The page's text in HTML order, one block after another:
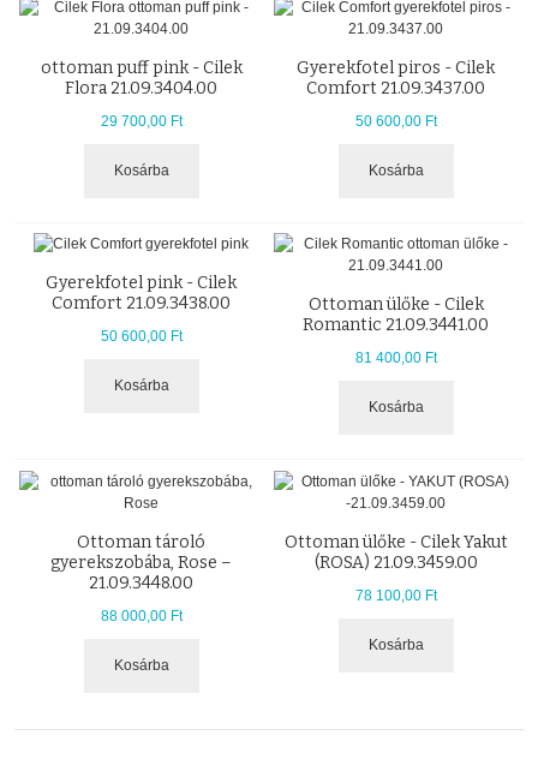
ottoman puff pink - Cilek
Flora 21.09.3404.00
29 700,00 Ft
Kosárba
Gyerekfotel piros - Cilek
Comfort 21.09.3437.00
50 600,00 Ft
Kosárba
Gyerekfotel pink - Cilek
Comfort 21.09.3438.00
50 600,00 Ft
Kosárba
Ottoman ülőke - Cilek
Romantic 21.09.3441.00
81 400,00 Ft
Kosárba
Ottoman tároló
gyerekszobába, Rose –
21.09.3448.00
88 000,00 Ft
Kosárba
Ottoman ülőke - Cilek Yakut
(ROSA) 21.09.3459.00
78 100,00 Ft
Kosárba